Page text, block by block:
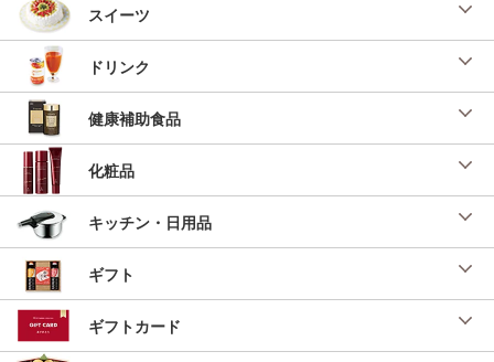
スイーツ
ドリンク
健康補助食品
化粧品
キッチン・日用品
ギフト
ギフトカード